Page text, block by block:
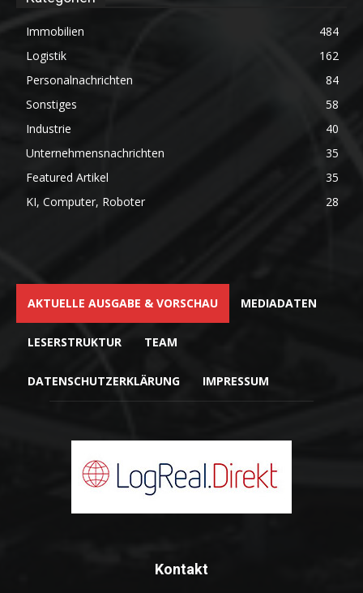
Immobilien
484
Logistik
162
Personalnachrichten
84
Sonstiges
58
Industrie
40
Unternehmensnachrichten
35
Featured Artikel
35
KI, Computer, Roboter
28
AKTUELLE AUSGABE & VORSCHAU MEDIADATEN
LESERSTRUKTUR TEAM
DATENSCHUTZERKLÄRUNG IMPRESSUM
Kontakt